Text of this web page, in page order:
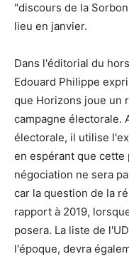
"discours de la
lieu en janvier.
Dans l'éditorial du
Edouard Philippe
que Horizons joue un
campagne électorale.
électorale, il utilise
en espérant que
négociation ne sera
car la question de la
rapport à 2019,
posera. La liste de
l'époque, devra